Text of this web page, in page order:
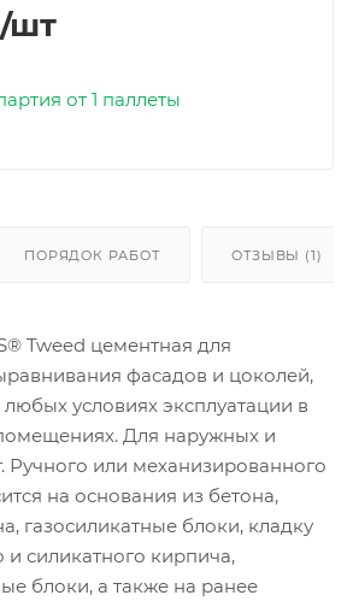
/шт
от 1 паллеты
ПОРЯДОК РАБОТ ОТЗЫВЫ (1)
Tweed цементная для
фасадов и цоколей,
условиях эксплуатации в
Для наружных и
Ручного или механизированного
на основания из бетона,
газосиликатные блоки, кладку
и силикатного кирпича,
блоки, а также на ранее